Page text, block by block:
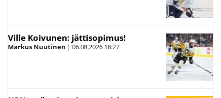
Ville Koivunen: jättisopimus!
Markus Nuutinen | 06.08.2026 18:27